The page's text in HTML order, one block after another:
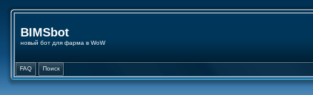
BIMSbot
новый бот для фарма в WoW
FAQ Поиск